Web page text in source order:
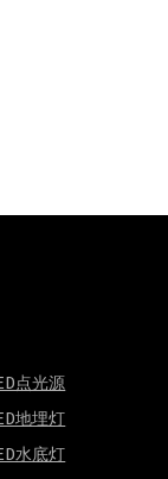
点光源
地埋灯
水底灯